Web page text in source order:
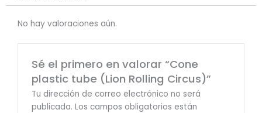
No hay valoraciones aún.
Sé el primero en valorar “Cone
plastic tube (Lion Rolling Circus)”
Tu dirección de correo electrónico no será
publicada. Los campos obligatorios están